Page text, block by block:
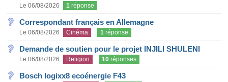
Le 06/08/2026 1 réponse
Correspondant français en Allemagne
Le 06/08/2026 Cinéma 1 réponse
Demande de soutien pour le projet INJILI SHULENI
Le 06/08/2026 Religion 10 réponses
Bosch logixx8 ecoénergie F43